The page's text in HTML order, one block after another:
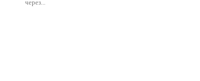
через…